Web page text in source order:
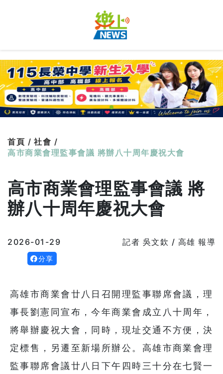
首頁 / 社會 /
高市商業會理監事會議 將辦八十周年慶祝大會
高市商業會理監事會議 將
辦八十周年慶祝大會
2026-01-29 記者 吳文欽 / 高雄 報導
分享
高雄市商業會廿八日召開理監事聯席會議，理
事長劉憲同宣布，今年商業會成立八十周年，
將舉辦慶祝大會，同時，現址交通不方便，決
定標售，另遷至新場所辦公。高雄市商業會理
監事聯席會議廿八日下午四時三十分在七賢一